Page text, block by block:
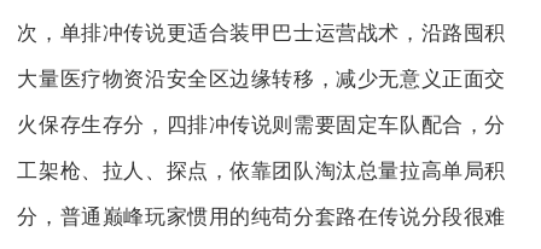
次，单排冲传说更适合装甲巴士运营战术，沿路囤积
大量医疗物资沿安全区边缘转移，减少无意义正面交
火保存生存分，四排冲传说则需要固定车队配合，分
工架枪、拉人、探点，依靠团队淘汰总量拉高单局积
分，普通巅峰玩家惯用的纯苟分套路在传说分段很难